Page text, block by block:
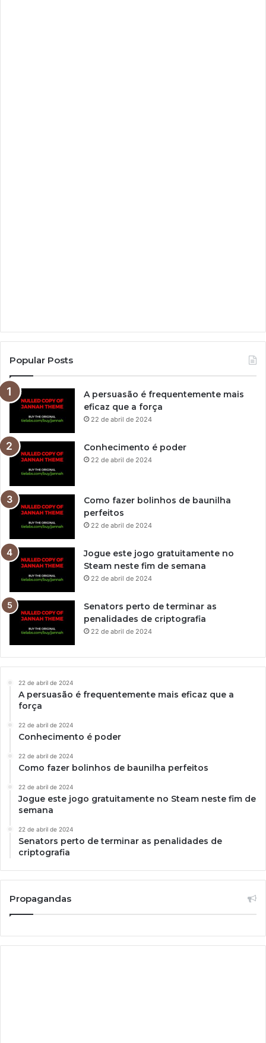
Popular Posts
A persuasão é frequentemente mais
eficaz que a força
22 de abril de 2024
Conhecimento é poder
22 de abril de 2024
Como fazer bolinhos de baunilha
perfeitos
22 de abril de 2024
Jogue este jogo gratuitamente no
Steam neste fim de semana
22 de abril de 2024
Senators perto de terminar as
penalidades de criptografia
22 de abril de 2024
22 de abril de 2024
A persuasão é frequentemente mais eficaz que a
força
22 de abril de 2024
Conhecimento é poder
22 de abril de 2024
Como fazer bolinhos de baunilha perfeitos
22 de abril de 2024
Jogue este jogo gratuitamente no Steam neste fim de
semana
22 de abril de 2024
Senators perto de terminar as penalidades de
criptografia
Propagandas